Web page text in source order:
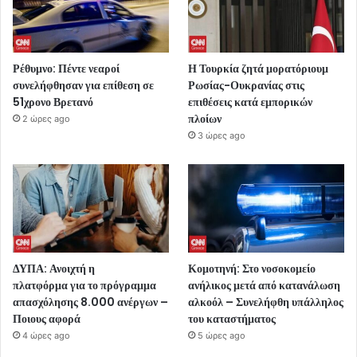
Ρέθυμνο: Πέντε νεαροί
συνελήφθησαν για επίθεση σε
51χρονο Βρετανό
2 ώρες ago
Η Τουρκία ζητά μορατόριουμ
Ρωσίας-Ουκρανίας στις
επιθέσεις κατά εμπορικών
πλοίων
3 ώρες ago
ΔΥΠΑ: Ανοιχτή η
πλατφόρμα για το πρόγραμμα
απασχόλησης 8.000 ανέργων –
Ποιους αφορά
4 ώρες ago
Κομοτηνή: Στο νοσοκομείο
ανήλικος μετά από κατανάλωση
αλκοόλ – Συνελήφθη υπάλληλος
του καταστήματος
5 ώρες ago